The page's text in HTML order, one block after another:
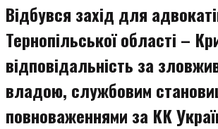
Відбувся захід для
Тернопільської області –
відповідальність за
владою, службовим
повноваженнями за КК